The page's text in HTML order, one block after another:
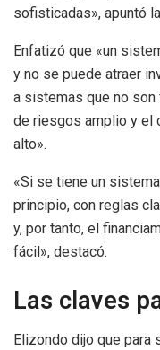
sofisticadas», apuntó
Enfatizó que «un
y no se puede atraer
a sistemas que no
de riesgos amplio y el
alto».
«Si se tiene un
principio, con reglas
y, por tanto, el
fácil», destacó.
Las claves
Elizondo dijo que para